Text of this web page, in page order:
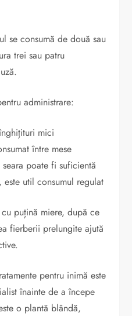
se consumă de două sau
trei sau patru
administrare:
mici
între mese
poate fi suficientă
este util consumul regulat
puțină miere, după ce
fierberii prelungite ajută
pentru inimă este
înainte de a începe
o plantă blândă,